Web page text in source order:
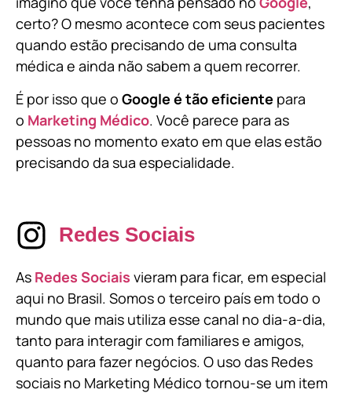
certo? O mesmo acontece com seus pacientes
quando estão precisando de uma consulta
médica e ainda não sabem a quem recorrer.
É por isso que o Google é tão eficiente para
o Marketing Médico. Você parece para as
pessoas no momento exato em que elas estão
precisando da sua especialidade.
Redes Sociais
As Redes Sociais vieram para ficar, em especial
aqui no Brasil. Somos o terceiro país em todo o
mundo que mais utiliza esse canal no dia-a-dia,
tanto para interagir com familiares e amigos,
quanto para fazer negócios. O uso das Redes
sociais no Marketing Médico tornou-se um item